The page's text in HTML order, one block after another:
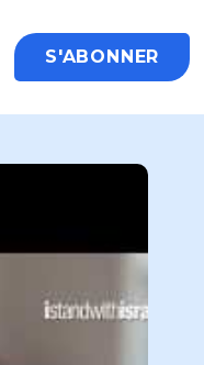
S'ABONNER